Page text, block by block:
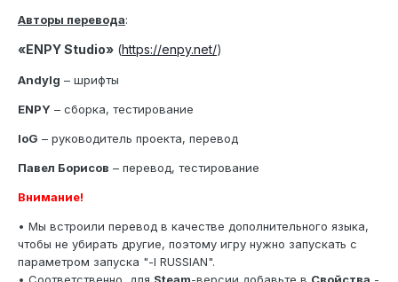
Авторы перевода:
«ENPY Studio» (https://enpy.net/)
Andylg – шрифты
ENPY – сборка, тестирование
IoG – руководитель проекта, перевод
Павел Борисов – перевод, тестирование
Внимание!
• Мы встроили перевод в качестве дополнительного языка,
чтобы не убирать другие, поэтому игру нужно запускать с
параметром запуска "-l RUSSIAN".